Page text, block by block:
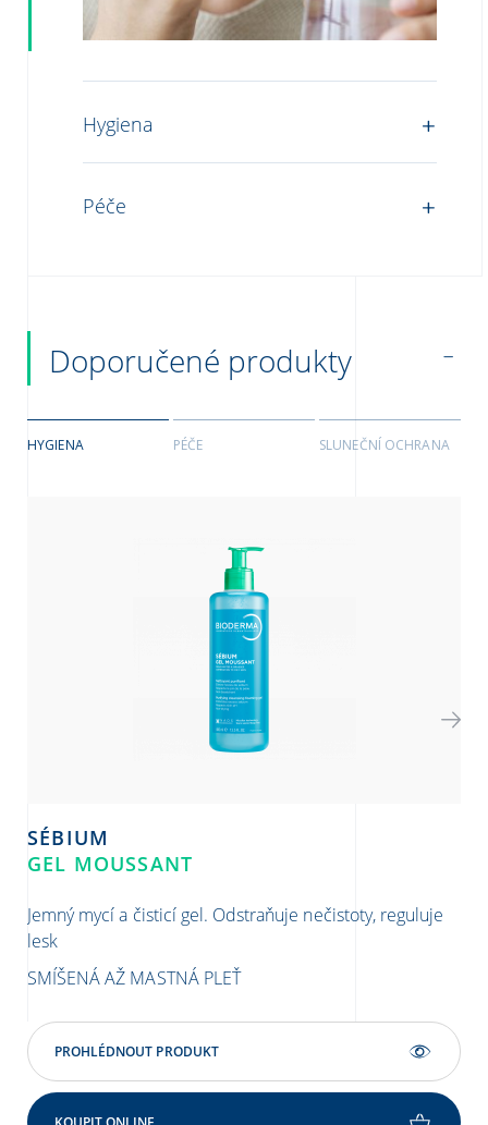
Hygiena
Péče
Doporučené produkty
HYGIENA PÉČE SLUNEČNÍ OCHRANA
SÉBIUM
GEL MOUSSANT
Jemný mycí a čisticí gel. Odstraňuje nečistoty, reguluje
lesk
SMÍŠENÁ AŽ MASTNÁ PLEŤ
PROHLÉDNOUT PRODUKT